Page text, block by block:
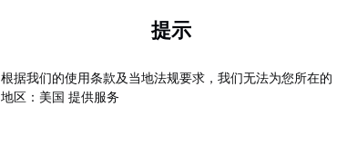
提示
根据我们的使用条款及当地法规要求，我们无法为您所在的
地区：美国 提供服务